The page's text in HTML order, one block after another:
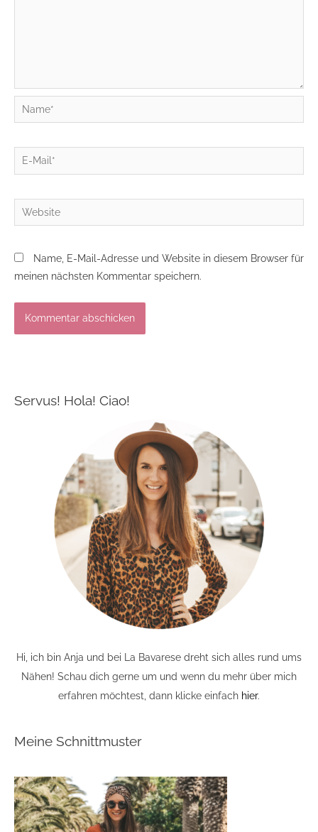
Name*
E-
Mail*
Website
Name, E-Mail-Adresse und Website in diesem Browser für
meinen nächsten Kommentar speichern.
Servus! Hola! Ciao!
Hi, ich bin Anja und bei La Bavarese dreht sich alles rund ums
Nähen! Schau dich gerne um und wenn du mehr über mich
erfahren möchtest, dann klicke einfach hier.
Meine Schnittmuster